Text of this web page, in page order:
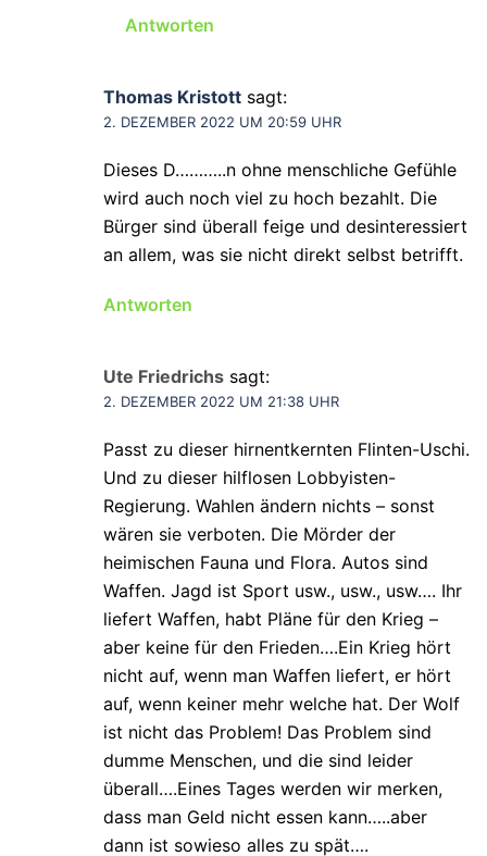
Antworten
Thomas Kristott sagt:
2. DEZEMBER 2022 UM 20:59 UHR
Dieses D………..n ohne menschliche Gefühle
wird auch noch viel zu hoch bezahlt. Die
Bürger sind überall feige und desinteressiert
an allem, was sie nicht direkt selbst betrifft.
Antworten
Ute Friedrichs sagt:
2. DEZEMBER 2022 UM 21:38 UHR
Passt zu dieser hirnentkernten Flinten-Uschi.
Und zu dieser hilflosen Lobbyisten-
Regierung. Wahlen ändern nichts – sonst
wären sie verboten. Die Mörder der
heimischen Fauna und Flora. Autos sind
Waffen. Jagd ist Sport usw., usw., usw…. Ihr
liefert Waffen, habt Pläne für den Krieg –
aber keine für den Frieden….Ein Krieg hört
nicht auf, wenn man Waffen liefert, er hört
auf, wenn keiner mehr welche hat. Der Wolf
ist nicht das Problem! Das Problem sind
dumme Menschen, und die sind leider
überall….Eines Tages werden wir merken,
dass man Geld nicht essen kann…..aber
dann ist sowieso alles zu spät….